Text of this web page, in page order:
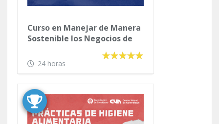
Curso en Manejar de Manera
Sostenible los Negocios de
24 horas